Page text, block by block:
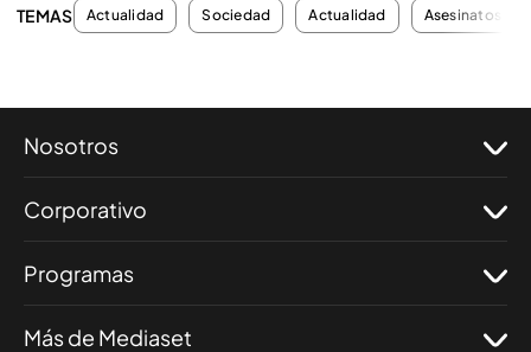
TEMAS Actualidad Sociedad Actualidad Asesinatos
Nosotros
Corporativo
Programas
Más de Mediaset